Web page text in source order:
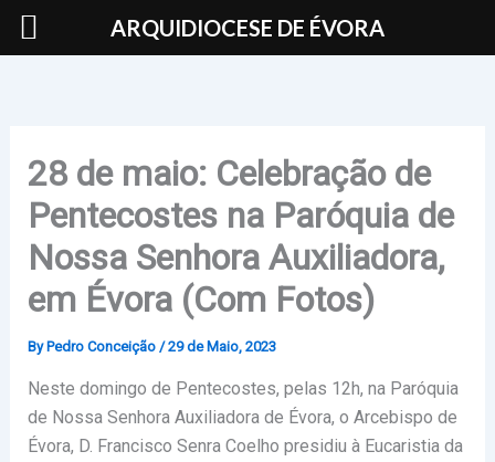
Skip
28 de maio: Celebração de
Pentecostes na Paróquia de
Nossa Senhora Auxiliadora,
em Évora (Com Fotos)
By Pedro Conceição /29 de Maio, 2023
Neste domingo de Pentecostes, pelas 12h, na Paróquia
de Nossa Senhora Auxiliadora de Évora, o Arcebispo de
Évora, D. Francisco Senra Coelho presidiu à Eucaristia da
ARQUIDIOCESE DE ÉVORA